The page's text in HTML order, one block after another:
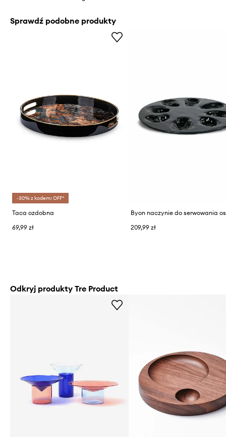
Sprawdź podobne produkty
-30% z kodem: OFF*
Taca ozdobna
69,99 zł
209,99 zł
Odkryj produkty Tre Product